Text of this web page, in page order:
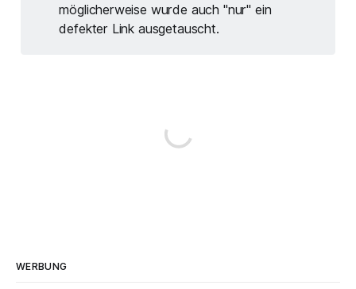
möglicherweise wurde auch "nur" ein
defekter Link ausgetauscht.
WERBUNG